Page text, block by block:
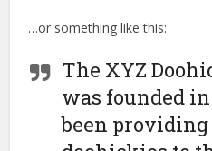
…or something like this:
The XYZ
was founded in
been